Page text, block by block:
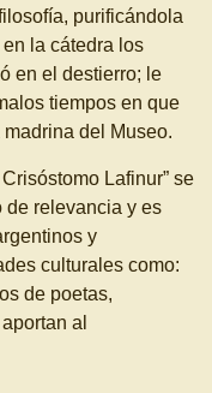
purificándola
la cátedra los
en el destierro; le
tiempos en que
del Museo.
Lafinur” se
de relevancia y es
y
culturales como:
de poetas,
al